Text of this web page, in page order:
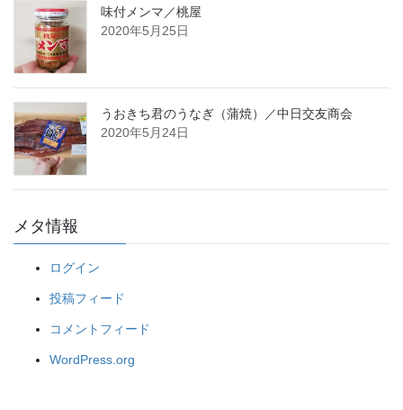
味付メンマ／桃屋
2020年5月25日
うおきち君のうなぎ（蒲焼）／中日交友商会
2020年5月24日
メタ情報
ログイン
投稿フィード
コメントフィード
WordPress.org